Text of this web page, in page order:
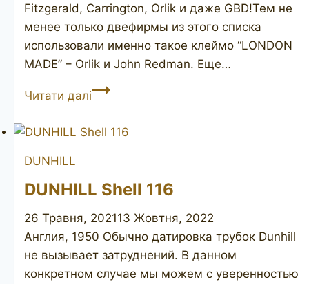
Fitzgerald, Carrington, Orlik и даже GBD!Тем не
менее только двефирмы из этого списка
использовали именно такое клеймо “LONDON
MADE” – Orlik и John Redman. Еще…
Читати даліOXFORD
Luxe
DUNHILL
DUNHILL Shell 116
26 Травня, 202113 Жовтня, 2022
Англия, 1950 Обычно датировка трубок Dunhill
не вызывает затруднений. В данном
конкретном случае мы можем с уверенностью